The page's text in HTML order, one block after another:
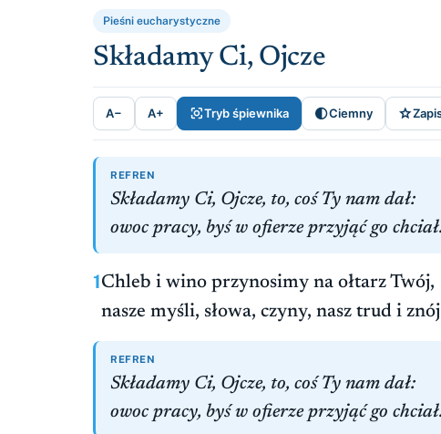
Pieśni eucharystyczne
Składamy Ci, Ojcze
A− A+ Tryb śpiewnika Ciemny 
REFREN
Składamy Ci, Ojcze, to, coś Ty nam dał:
owoc pracy, byś w ofierze przyjąć go chciał.
1Chleb i wino przynosimy na ołtarz Twój,
nasze myśli, słowa, czyny, nasz trud i
REFREN
Składamy Ci, Ojcze, to, coś Ty nam dał:
owoc pracy, byś w ofierze przyjąć go chciał.